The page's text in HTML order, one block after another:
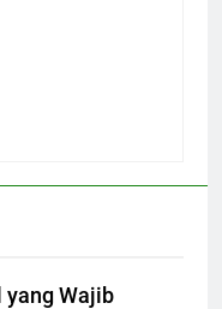
yang Wajib